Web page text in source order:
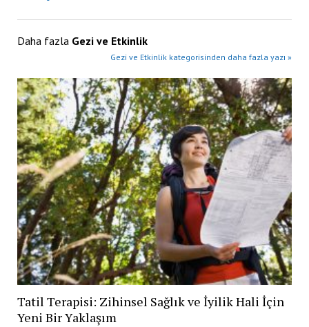
Daha fazla Gezi ve Etkinlik
Gezi ve Etkinlik kategorisinden daha fazla yazı »
Tatil Terapisi: Zihinsel Sağlık ve İyilik Hali İçin
Yeni Bir Yaklaşım